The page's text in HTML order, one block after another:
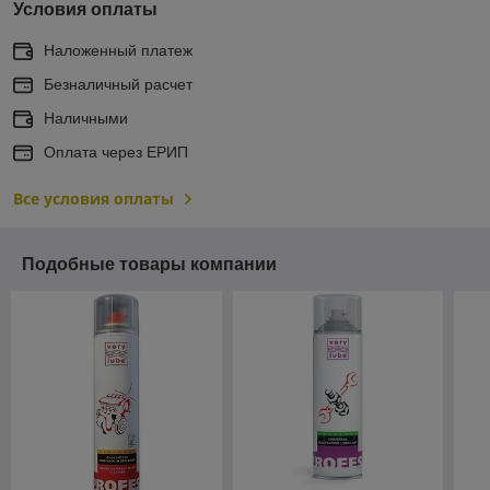
Условия оплаты
Наложенный платеж
Безналичный расчет
Наличными
Оплата через ЕРИП
Все условия оплаты
Подобные товары компании